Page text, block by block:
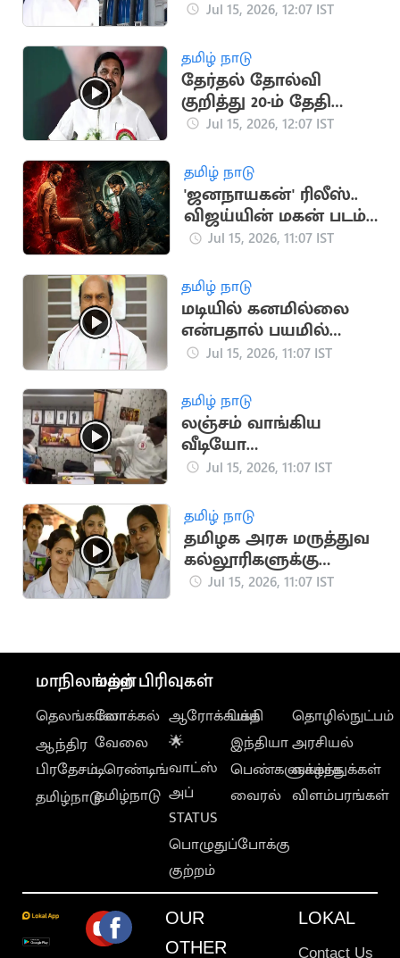
திரும்ப பெற்ற தமிழக
Jul 15, 2026, 12:07 IST
தமிழ் நாடு
தேர்தல் தோல்வி
குறித்து 20-ம் தேதி
முதல் இபிஎஸ்
Jul 15, 2026, 12:07 IST
தமிழ் நாடு
'ஜனநாயகன்' ரிலீஸ்..
விஜய்யின் மகன் படம்
தள்ளிப்போக வாய்ப்பு?
Jul 15, 2026, 11:07 IST
தமிழ் நாடு
மடியில் கனமில்லை
என்பதால் பயமில்லை:
அமைச்சர் எ.வ.வேலு
Jul 15, 2026, 11:07 IST
தமிழ் நாடு
லஞ்சம் வாங்கிய
வீடியோ
வெளியானதால்
வீராசாமி நீக்கம்
Jul 15, 2026, 11:07 IST
தமிழ் நாடு
தமிழக அரசு மருத்துவ
கல்லூரிகளுக்கு
கூடுதலாக 150 இடங்கள்
Jul 15, 2026, 11:07 IST
மாநிலங்கள்
தெலங்கானா
ஆந்திர
பிரதேசம்
தமிழ்நாடு
மற்ற பிரிவுகள்
லோக்கல்
வேலை
டிரெண்டிங்
தமிழ்நாடு
ஆரோக்கியம்
🌟
வாட்ஸ்
அப்
STATUS
பொழுதுப்போக்கு
குற்றம்
பக்தி
இந்தியா
பெண்களுக்காக
வைரல்
தொழில்நுட்பம்
அரசியல்
வாழ்த்துக்கள்
விளம்பரங்கள்
OUR
OTHER
LOKAL
Contact Us